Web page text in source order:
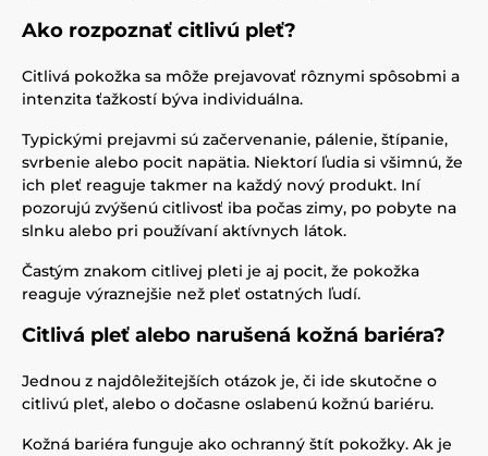
Ako rozpoznať citlivú pleť?
Citlivá pokožka sa môže prejavovať rôznymi spôsobmi a
intenzita ťažkostí býva individuálna.
Typickými prejavmi sú začervenanie, pálenie, štípanie,
svrbenie alebo pocit napätia. Niektorí ľudia si všimnú, že
ich pleť reaguje takmer na každý nový produkt. Iní
pozorujú zvýšenú citlivosť iba počas zimy, po pobyte na
slnku alebo pri používaní aktívnych látok.
Častým znakom citlivej pleti je aj pocit, že pokožka
reaguje výraznejšie než pleť ostatných ľudí.
Citlivá pleť alebo narušená kožná bariéra?
Jednou z najdôležitejších otázok je, či ide skutočne o
citlivú pleť, alebo o dočasne oslabenú kožnú bariéru.
Kožná bariéra funguje ako ochranný štít pokožky. Ak je